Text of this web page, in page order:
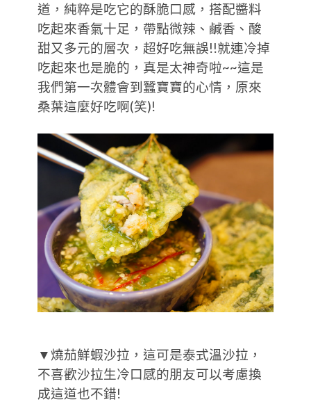
道，純粹是吃它的酥脆口感，搭配醬料
吃起來香氣十足，帶點微辣、鹹香、酸
甜又多元的層次，超好吃無誤!!就連冷掉
吃起來也是脆的，真是太神奇啦~~這是
我們第一次體會到蠶寶寶的心情，原來
桑葉這麼好吃啊(笑)!
▼燒茄鮮蝦沙拉，這可是泰式溫沙拉，
不喜歡沙拉生冷口感的朋友可以考慮換
成這道也不錯!